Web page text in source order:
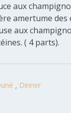
aux
amertume
aux
( 4 parts).
, Dinner